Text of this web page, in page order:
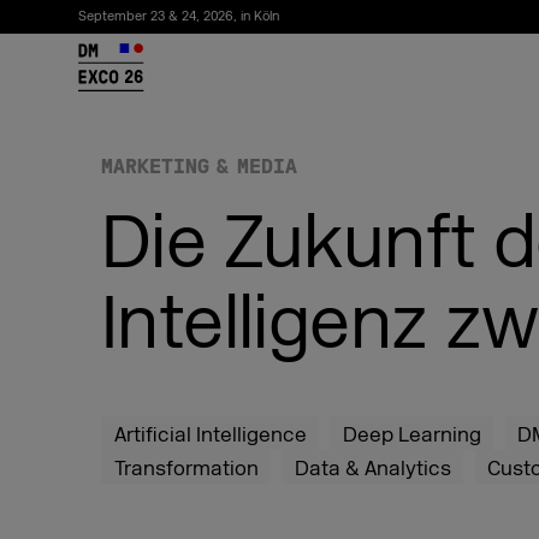
September 23 & 24, 2026, in Köln
26
Newsletter abonnieren
MARKETING & MEDIA
Die Zukunft
Intelligenz
Artificial Intelligence Deep Learning
Transformation
Data & Analytics